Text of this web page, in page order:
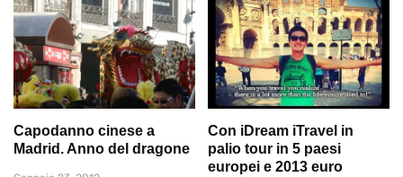
Capodanno cinese a
Madrid. Anno del dragone
Con iDream iTravel in
palio tour in 5 paesi
europei e 2013 euro